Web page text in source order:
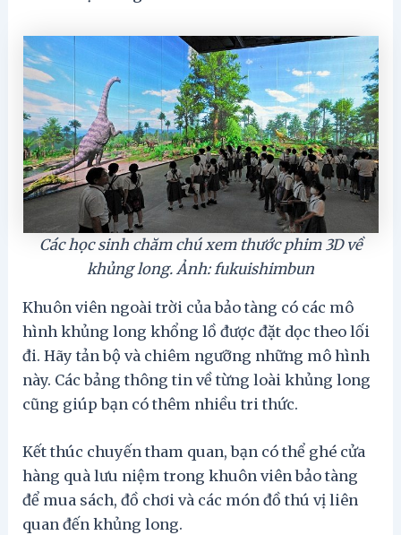
Các học sinh chăm chú xem thước phim 3D về
khủng long. Ảnh: fukuishimbun
Khuôn viên ngoài trời của bảo tàng có các mô
hình khủng long khổng lồ được đặt dọc theo lối
đi. Hãy tản bộ và chiêm ngưỡng những mô hình
này. Các bảng thông tin về từng loài khủng long
cũng giúp bạn có thêm nhiều tri thức.
Kết thúc chuyến tham quan, bạn có thể ghé cửa
hàng quà lưu niệm trong khuôn viên bảo tàng
để mua sách, đồ chơi và các món đồ thú vị liên
quan đến khủng long.